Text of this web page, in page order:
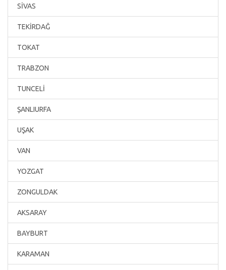
SİVAS
TEKİRDAĞ
TOKAT
TRABZON
TUNCELİ
ŞANLIURFA
UŞAK
VAN
YOZGAT
ZONGULDAK
AKSARAY
BAYBURT
KARAMAN